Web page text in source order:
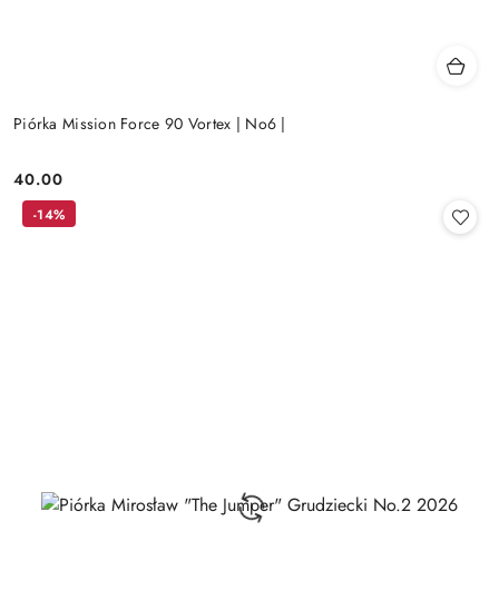
Piórka Mission Force 90 Vortex | No6 |
Cena:
40.00
-14%